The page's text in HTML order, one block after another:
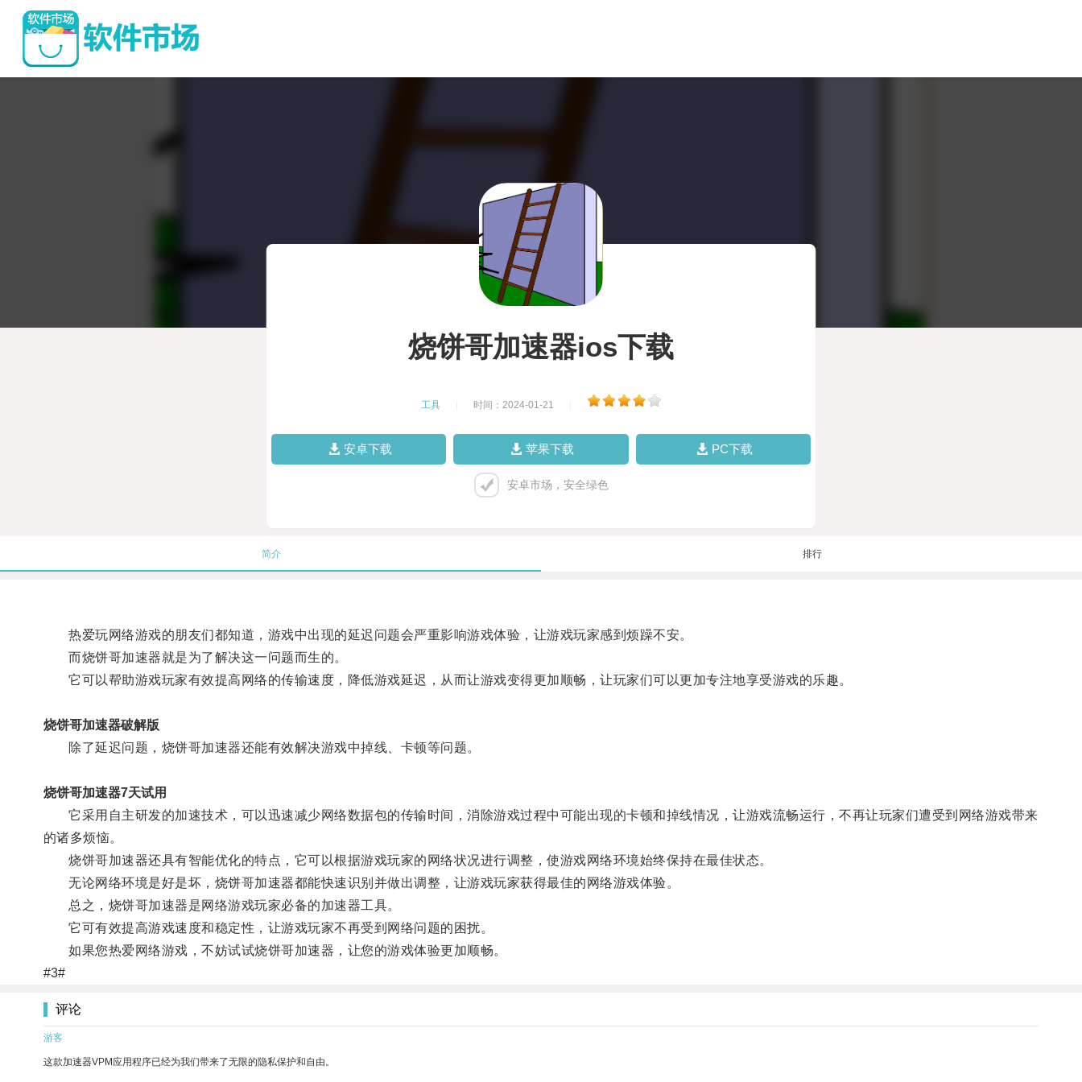
烧饼哥加速器ios下载
工具 时间：2024-01-21
安卓下载 苹果下载 PC下载
安卓市场，安全绿色
简介 排行
热爱玩网络游戏的朋友们都知道，游戏中出现的延迟问题会严重影响游戏体验，让游戏玩家感到烦躁不安。
而烧饼哥加速器就是为了解决这一问题而生的。
它可以帮助游戏玩家有效提高网络的传输速度，降低游戏延迟，从而让游戏变得更加顺畅，让玩家们可以更加专注地享受游戏的乐趣。
烧饼哥加速器破解版
除了延迟问题，烧饼哥加速器还能有效解决游戏中掉线、卡顿等问题。
烧饼哥加速器7天试用
它采用自主研发的加速技术，可以迅速减少网络数据包的传输时间，消除游戏过程中可能出现的卡顿和掉线情况，让游戏流畅运行，不再让玩家们遭受到网络游戏带来
的诸多烦恼。
烧饼哥加速器还具有智能优化的特点，它可以根据游戏玩家的网络状况进行调整，使游戏网络环境始终保持在最佳状态。
无论网络环境是好是坏，烧饼哥加速器都能快速识别并做出调整，让游戏玩家获得最佳的网络游戏体验。
总之，烧饼哥加速器是网络游戏玩家必备的加速器工具。
它可有效提高游戏速度和稳定性，让游戏玩家不再受到网络问题的困扰。
如果您热爱网络游戏，不妨试试烧饼哥加速器，让您的游戏体验更加顺畅。
#3#
评论
游客
这款加速器VPM应用程序已经为我们带来了无限的隐私保护和自由。